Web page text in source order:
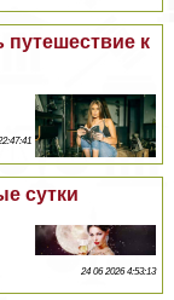
к
сутки
24 06 2026 4:53:13